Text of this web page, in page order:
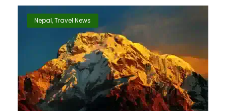
Nepal,Travel News